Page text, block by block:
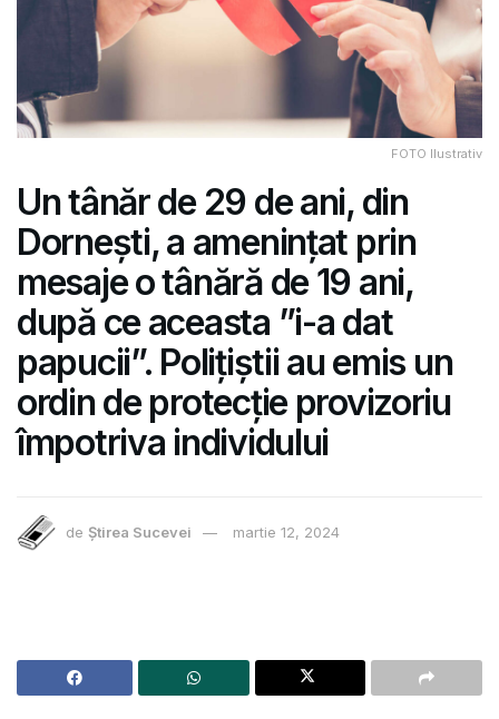
FOTO Ilustrativ
Un tânăr de 29 de ani, din
Dornești, a amenințat prin
mesaje o tânără de 19 ani,
după ce aceasta ”i-a dat
papucii”. Polițiștii au emis un
ordin de protecție provizoriu
împotriva individului
de Știrea Sucevei martie 12, 2024